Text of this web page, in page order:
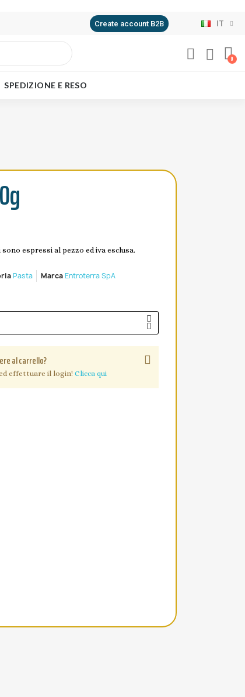
Create account B2B IT
SPEDIZIONE E RESO
espressi al pezzo ed iva esclusa.
Pasta Marca Entroterra SpA
al carrello?
effettuare il login! Clicca qui